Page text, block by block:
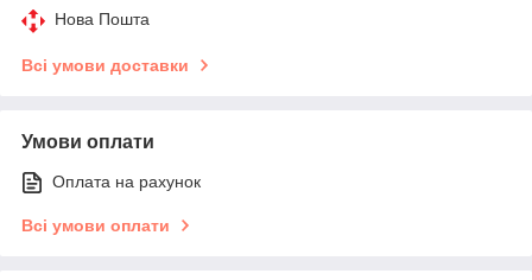
Нова Пошта
Всі умови доставки
Умови оплати
Оплата на рахунок
Всі умови оплати